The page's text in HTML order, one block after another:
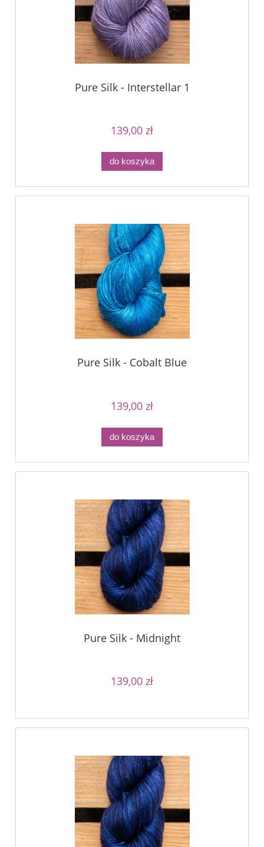
Pure Silk - Interstellar 1
139,00 zł
do koszyka
Pure Silk - Cobalt Blue
139,00 zł
do koszyka
Pure Silk - Midnight
139,00 zł